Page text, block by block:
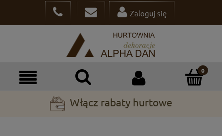
Zaloguj się
Włącz rabaty hurtowe